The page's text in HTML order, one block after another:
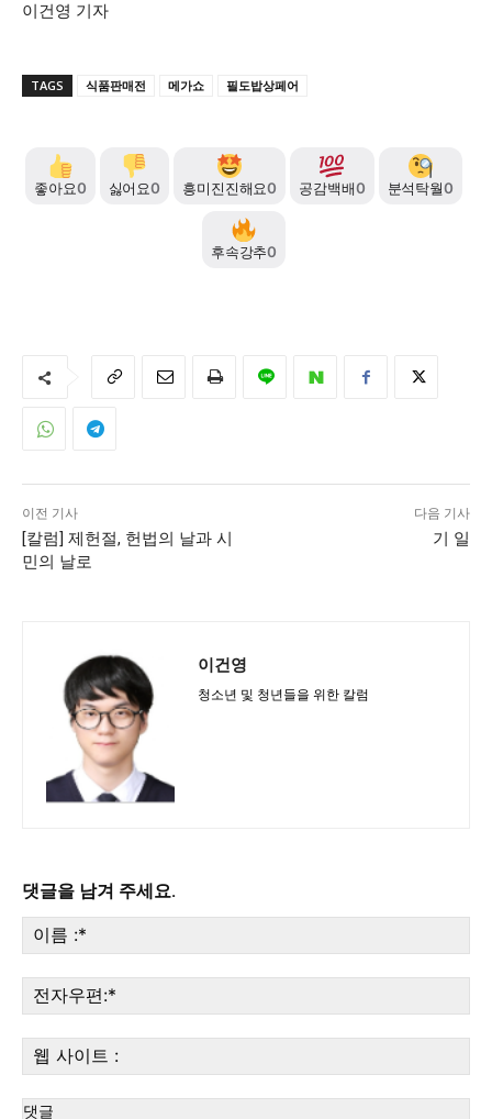
이건영 기자
TAGS 식품판매전 메가쇼 필도밥상페어
좋아요0 싫어요0 흥미진진해요0 공감백배0 분석탁월0
후속강추0
이전 기사
[칼럼] 제헌절, 헌법의 날과 시
민의 날로
다음 기사
기 일
이건영
청소년 및 청년들을 위한 칼럼
댓글을 남겨 주세요.
름
:*
자
우
사
이